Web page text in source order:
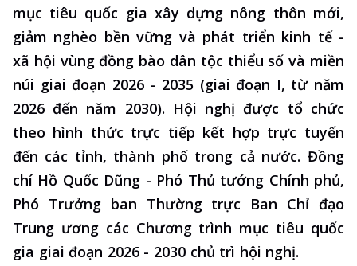
mục tiêu quốc gia xây dựng nông thôn mới,
giảm nghèo bền vững và phát triển kinh tế -
xã hội vùng đồng bào dân tộc thiểu số và miền
núi giai đoạn 2026 - 2035 (giai đoạn I, từ năm
2026 đến năm 2030). Hội nghị được tổ chức
theo hình thức trực tiếp kết hợp trực tuyến
đến các tỉnh, thành phố trong cả nước. Đồng
chí Hồ Quốc Dũng - Phó Thủ tướng Chính phủ,
Phó Trưởng ban Thường trực Ban Chỉ đạo
Trung ương các Chương trình mục tiêu quốc
gia giai đoạn 2026 - 2030 chủ trì hội nghị.